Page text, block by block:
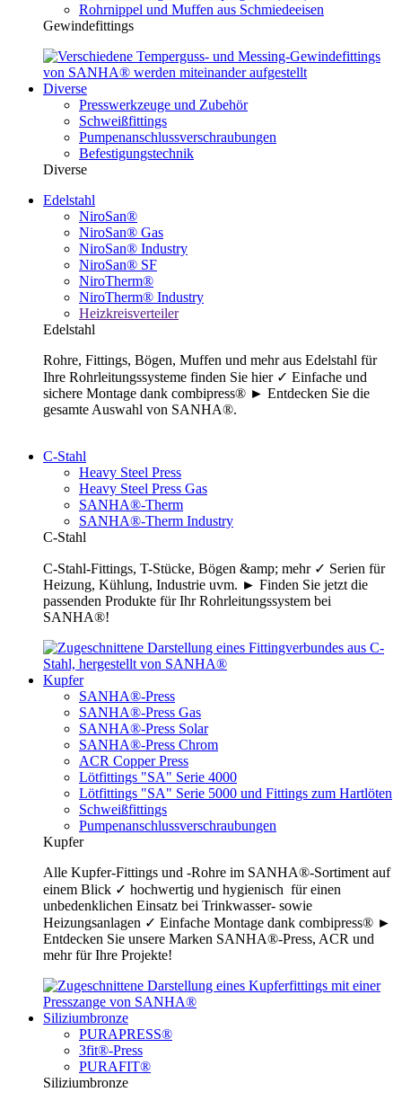
Rohrnippel und Muffen aus Schmiedeeisen
Gewindefittings
Diverse
Presswerkzeuge und Zubehör
Schweißfittings
Pumpenanschlussverschraubungen
Befestigungstechnik
Diverse
Edelstahl
NiroSan®
NiroSan® Gas
NiroSan® Industry
NiroSan® SF
NiroTherm®
NiroTherm® Industry
Heizkreisverteiler
Edelstahl
Rohre, Fittings, Bögen, Muffen und mehr aus Edelstahl für
Ihre Rohrleitungssysteme finden Sie hier ✓ Einfache und
sichere Montage dank combipress® ► Entdecken Sie die
gesamte Auswahl von SANHA®.
C-Stahl
Heavy Steel Press
Heavy Steel Press Gas
SANHA®-Therm
SANHA®-Therm Industry
C-Stahl
C-Stahl-Fittings, T-Stücke, Bögen &amp; mehr ✓ Serien für
Heizung, Kühlung, Industrie uvm. ► Finden Sie jetzt die
passenden Produkte für Ihr Rohrleitungssystem bei
SANHA®!
Kupfer
SANHA®-Press
SANHA®-Press Gas
SANHA®-Press Solar
SANHA®-Press Chrom
ACR Copper Press
Lötfittings "SA" Serie 4000
Lötfittings "SA" Serie 5000 und Fittings zum Hartlöten
Schweißfittings
Pumpenanschlussverschraubungen
Kupfer
Alle Kupfer-Fittings und -Rohre im SANHA®-Sortiment auf
einem Blick ✓ hochwertig und hygienisch für einen
unbedenklichen Einsatz bei Trinkwasser- sowie
Heizungsanlagen ✓ Einfache Montage dank combipress® ►
Entdecken Sie unsere Marken SANHA®-Press, ACR und
mehr für Ihre Projekte!
Siliziumbronze
PURAPRESS®
3fit®-Press
PURAFIT®
Siliziumbronze